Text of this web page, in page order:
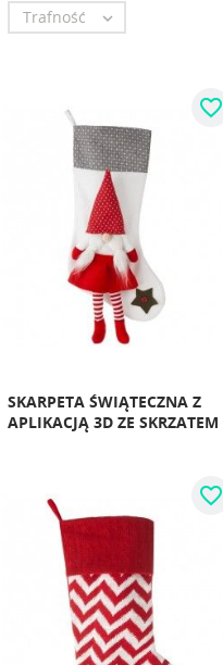
Trafność 
SKARPETA ŚWIĄTECZNA Z
APLIKACJĄ 3D ZE SKRZATEM
favorite_border
favorite_border